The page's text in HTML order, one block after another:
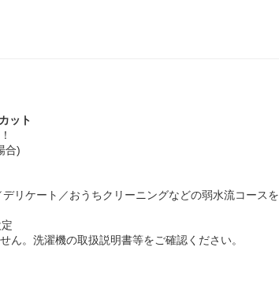
ット
合)
リケート／おうちクリーニングなどの弱水流コースを
ん。洗濯機の取扱説明書等をご確認ください。